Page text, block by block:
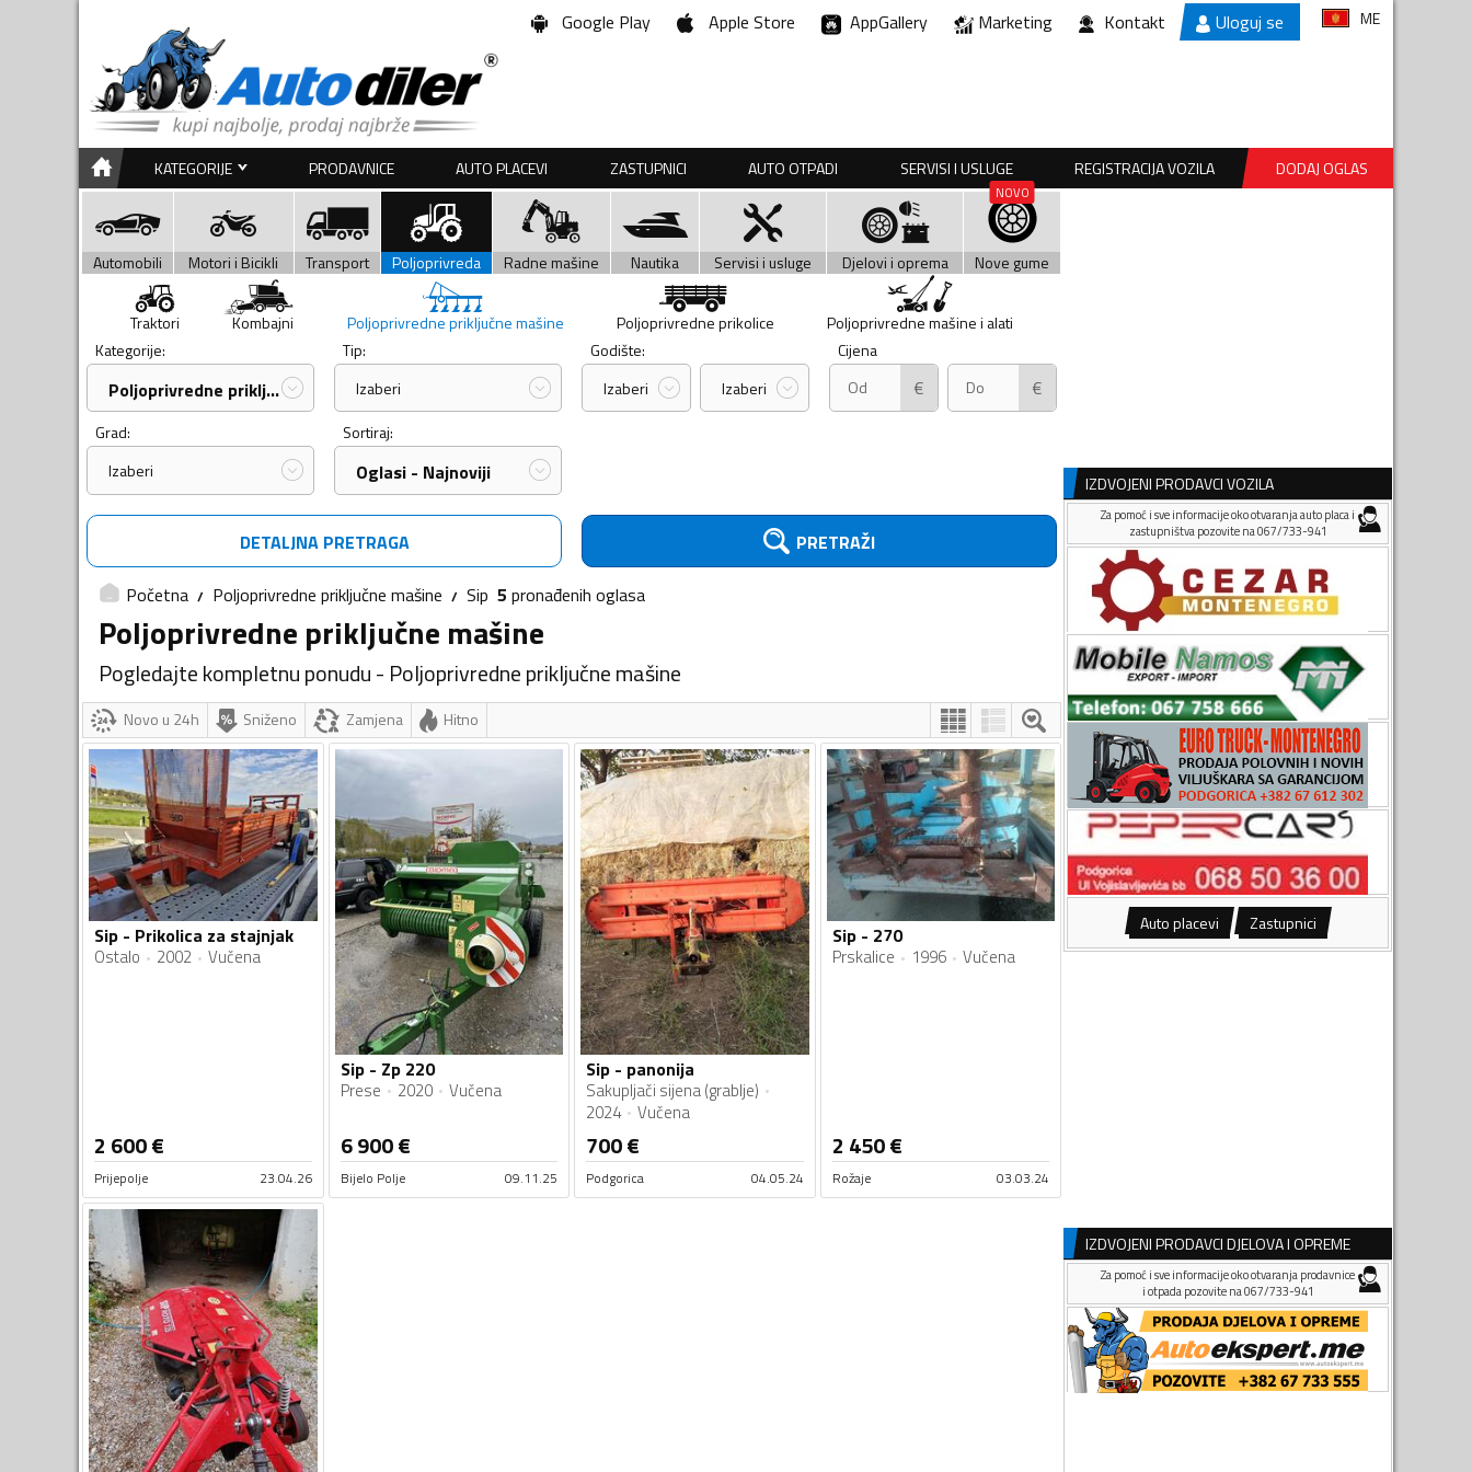
Google Play Apple Store AppGallery Marketing Kontakt Uloguj se ME
KATEGORIJE PRODAVNICE AUTO PLACEVI ZASTUPNICI AUTO OTPADI SERVISI I USLUGE REGISTRACIJA VOZILA DODAJ OGLAS
Automobili Motori i Bicikli Transport Poljoprivreda Radne mašine Nautika Servisi i usluge Djelovi i oprema Nove gume
Traktori Kombajni Poljoprivredne priključne mašine Poljoprivredne prikolice
Poljoprivredne mašine i alati
Kategorije:
Poljoprivredne priključne...
Tip:
Izaberi
Godište:
Izaberi
Izaberi
Cijena
€ €
Grad:
Izaberi
Sortiraj:
Oglasi - Najnoviji
DETALJNA PRETRAGA PRETRAŽI
Početna Poljoprivredne priključne mašine Sip 5 pronađenih oglasa
Poljoprivredne priključne mašine
Pogledajte kompletnu ponudu - Poljoprivredne priključne mašine
Novo u 24h Sniženo Zamjena Hitno
Sip - Prikolica za stajnjak
Ostalo 2002 Vučena
2 600€
Prijepolje 23.04.26
Sip - Zp 220
Prese 2020 Vučena
6 900€
Bijelo Polje 09.11.25
Sip - panonija
Sakupljači sijena (grablje)
2024
Vučena
700€
Podgorica 04.05.24
Sip - 270
Prskalice 1996 Vučena
2 450€
Rožaje 03.03.24
IZDVOJENI PRODAVCI VOZILA
Za pomoć i sve informacije oko otvaranja auto placa i
zastupništva pozovite na 067/733-941
Auto placevi Zastupnici
IZDVOJENI PRODAVCI DJELOVA I OPREME
Za pomoć i sve informacije oko otvaranja prodavnice
i otpada pozovite na 067/733-941